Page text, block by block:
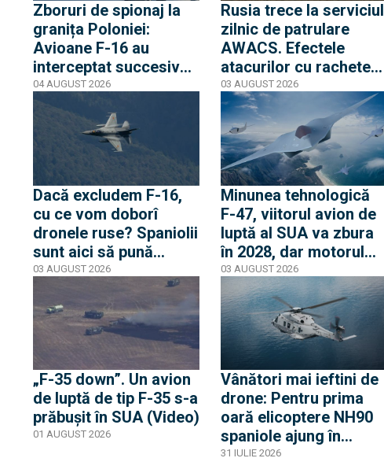
Zboruri de spionaj la
granița Poloniei:
Avioane F-16 au
interceptat succesiv
aeronave rusești Il-20.
Tacticile Moscovei în
Marea Baltică
04 AUGUST 2026
Rusia trece la serviciul
zilnic de patrulare
AWACS. Efectele
atacurilor cu rachete
ucrainene ar putea fi
mai grave decât se
știe
03 AUGUST 2026
Dacă excludem F-16,
cu ce vom doborî
dronele ruse? Spaniolii
sunt aici să pună
umărul, dar fără NH90.
Când vor fi dislocate și
elicopterele
03 AUGUST 2026
Minunea tehnologică
F-47, viitorul avion de
luptă al SUA va zbura
în 2028, dar motorul
său va fi gata abia în
2030. Cum va fi
posibil?
03 AUGUST 2026
„F-35 down”. Un avion
de luptă de tip F-35 s-a
prăbușit în SUA (Video)
01 AUGUST 2026
Vânători mai ieftini de
drone: Pentru prima
oară elicoptere NH90
spaniole ajung în
31 IULIE 2026